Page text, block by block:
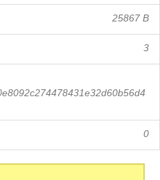
25867 B
3
0